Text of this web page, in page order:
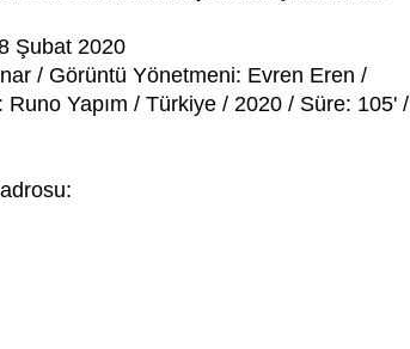
Şubat 2020
/ Görüntü Yönetmeni: Evren Eren /
Runo Yapım / Türkiye / 2020 / Süre: 105' /